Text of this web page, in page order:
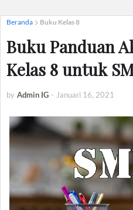
Beranda Buku Kelas 8
Buku Panduan
Kelas 8 untuk
by Admin IG - Januari 16, 2021